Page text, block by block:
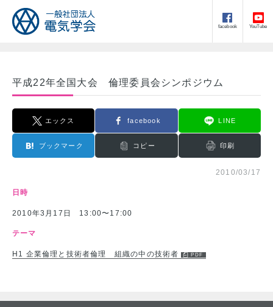
facebook YouTube
平成22年全国大会 倫理委員会シンポジウム
エックス facebook LINE
ブックマーク コピー 印刷
2010/03/17
日時
2010年3月17日 13:00〜17:00
テーマ
H1 企業倫理と技術者倫理 組織の中の技術者